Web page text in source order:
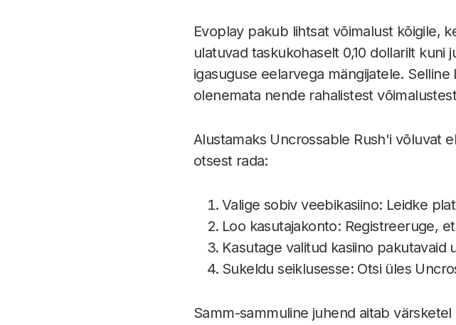
Evoplay pakub lihtsat võimalust kõigile,
ulatuvad taskukohaselt 0,10 dollarilt
igasuguse eelarvega mängijatele.
olenemata nende rahalistest
Alustamaks Uncrossable Rush'i võluvat
otsest rada:
Valige sobiv veebikasiino: Leidke
Loo kasutajakonto: Registreeruge,
Kasutage valitud kasiino pakutavaid
Sukeldu seiklusesse: Otsi üles
Samm-sammuline juhend aitab